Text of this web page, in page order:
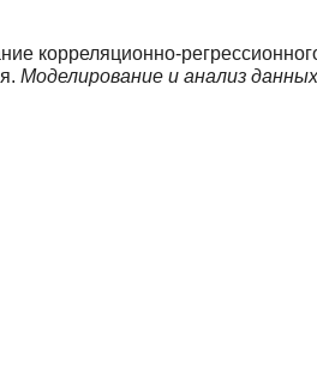
корреляционно-
Моделирование и анализ